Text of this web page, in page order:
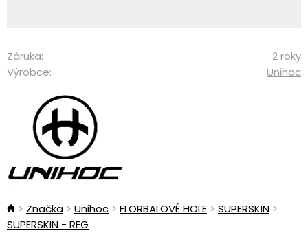
Záruka:
2 roky
Výrobce:
Unihoc
Značka Unihoc FLORBALOVÉ HOLE
SUPERSKIN
SUPERSKIN - REG